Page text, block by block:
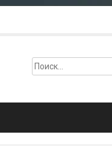
Найти: